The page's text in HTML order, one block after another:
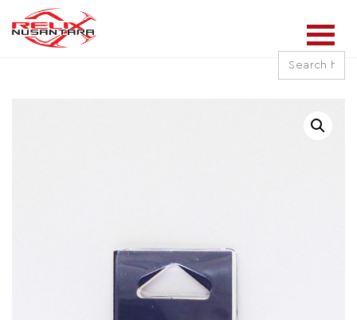
for: